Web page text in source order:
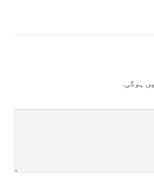
ہوگی.